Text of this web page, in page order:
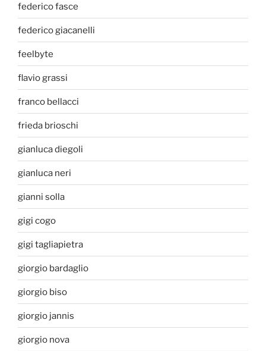
federico fasce
federico giacanelli
feelbyte
flavio grassi
franco bellacci
frieda brioschi
gianluca diegoli
gianluca neri
gianni solla
gigi cogo
gigi tagliapietra
giorgio bardaglio
giorgio biso
giorgio jannis
giorgio nova